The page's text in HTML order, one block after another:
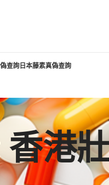
查詢日本藤素真偽查詢
港